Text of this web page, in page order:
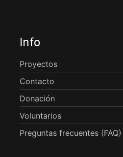
Info
Proyectos
Contacto
Donación
Voluntarios
Preguntas frecuentes (FAQ)